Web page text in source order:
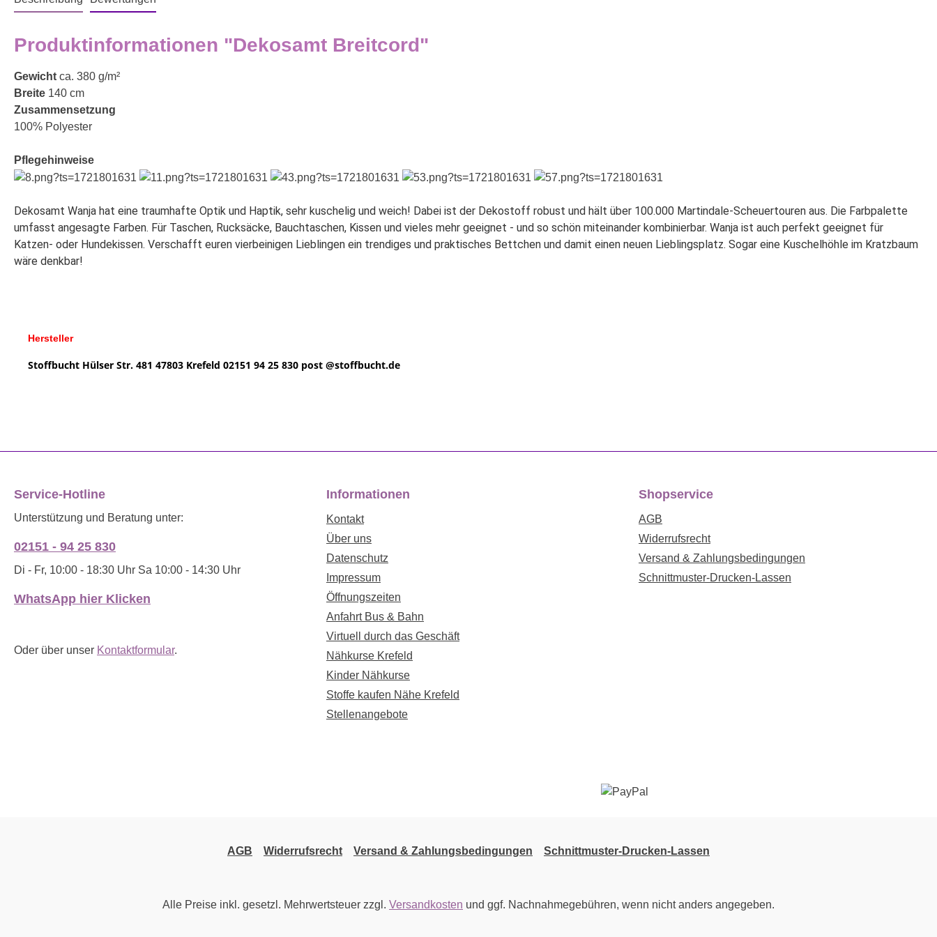
Produktinformationen "Dekosamt Breitcord"
Gewicht ca. 380 g/m²
Breite 140 cm
Zusammensetzung
100% Polyester
Pflegehinweise
Dekosamt Wanja hat eine traumhafte Optik und Haptik, sehr kuschelig und weich! Dabei ist der Dekostoff robust und hält über 100.000 Martindale-Scheuertouren aus. Die Farbpalette
umfasst angesagte Farben. Für Taschen, Rucksäcke, Bauchtaschen, Kissen und vieles mehr geeignet - und so schön miteinander kombinierbar. Wanja ist auch perfekt geeignet für
Katzen- oder Hundekissen. Verschafft euren vierbeinigen Lieblingen ein trendiges und praktisches Bettchen und damit einen neuen Lieblingsplatz. Sogar eine Kuschelhöhle im Kratzbaum
wäre denkbar!
Hersteller
Stoffbucht Hülser Str. 481 47803 Krefeld 02151 94 25 830 post @stoffbucht.de
Service-Hotline
Unterstützung und Beratung unter:
02151 - 94 25 830
Di - Fr, 10:00 - 18:30 Uhr Sa 10:00 - 14:30 Uhr
WhatsApp hier Klicken
Oder über unser Kontaktformular.
Informationen
Kontakt
Über uns
Datenschutz
Impressum
Öffnungszeiten
Anfahrt Bus & Bahn
Virtuell durch das Geschäft
Nähkurse Krefeld
Kinder Nähkurse
Stoffe kaufen Nähe Krefeld
Stellenangebote
Shopservice
AGB
Widerrufsrecht
Versand & Zahlungsbedingungen
Schnittmuster-Drucken-Lassen
AGB Widerrufsrecht Versand & Zahlungsbedingungen Schnittmuster-Drucken-Lassen
Alle Preise inkl. gesetzl. Mehrwertsteuer zzgl. Versandkosten und ggf. Nachnahmegebühren, wenn nicht anders angegeben.